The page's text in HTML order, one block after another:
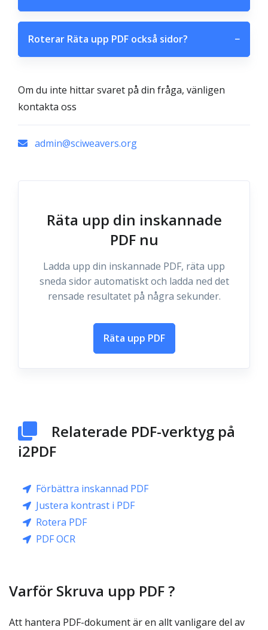
Roterar Räta upp PDF också sidor? −
Om du inte hittar svaret på din fråga, vänligen
kontakta oss
admin@sciweavers.org
Räta upp din inskannade
PDF nu
Ladda upp din inskannade PDF, räta upp
sneda sidor automatiskt och ladda ned det
rensade resultatet på några sekunder.
Räta upp PDF
Relaterade PDF-verktyg på
i2PDF
Förbättra inskannad PDF
Justera kontrast i PDF
Rotera PDF
PDF OCR
Varför Skruva upp PDF ?
Att hantera PDF-dokument är en allt vanligare del av